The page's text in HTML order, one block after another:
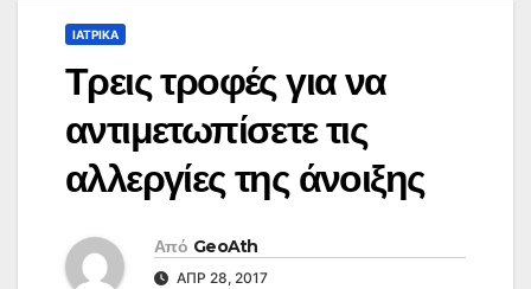
ΙΑΤΡΙΚΆ
Τρεις τροφές για να
αντιμετωπίσετε τις
αλλεργίες της άνοιξης
Από GeoAth
ΑΠΡ 28, 2017